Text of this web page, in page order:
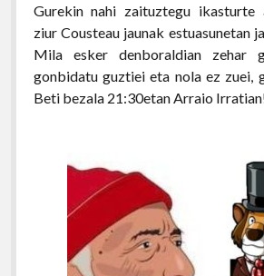
Gurekin nahi zaituztegu ikasturte
ziur Cousteau jaunak estuasunetan
Mila esker denboraldian zehar
gonbidatu guztiei eta nola ez zuei,
Beti bezala 21:30etan Arraio